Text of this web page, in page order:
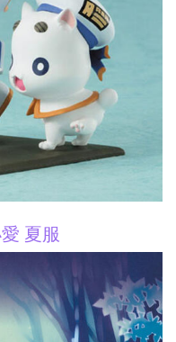
夏服